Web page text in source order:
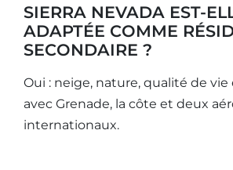
SIERRA NEVADA EST-
ADAPTÉE COMME
SECONDAIRE ?
Oui : neige, nature, qualité de
avec Grenade, la côte et deux
internationaux.